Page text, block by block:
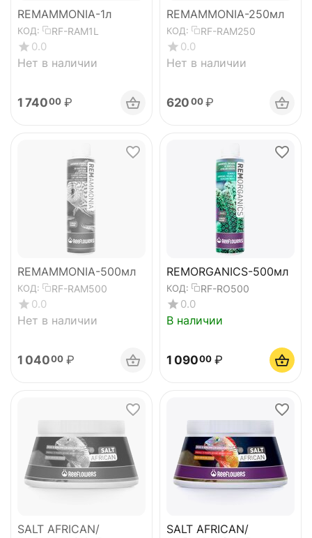
REMAMMONIA-1л
КОД: RF-RAM1L
0.0
Нет в наличии
1 74000 ₽
REMAMMONIA-250мл
КОД: RF-RAM250
0.0
Нет в наличии
620 00 ₽
REMAMMONIA-500мл
КОД: RF-RAM500
0.0
Нет в наличии
1 04000 ₽
REMORGANICS-500мл
КОД: RF-RO500
0.0
В наличии
1 09000 ₽
SALT AFRICAN/
SALT AFRICAN/